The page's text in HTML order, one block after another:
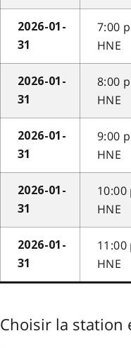
2026-01-
31
7:00
HNE
2026-01-
31
8:00
HNE
2026-01-
31
9:00
HNE
2026-01-
31
10:00
HNE
2026-01-
31
11:00
HNE
Choisir la station